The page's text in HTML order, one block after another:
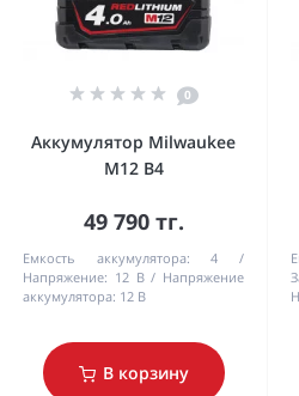
0
Аккумулятор Milwaukee
M12 B4
49 790 тг.
Емкость аккумулятора:
4
Напряжение: 12 В
Напряжение
аккумулятора: 12 В
В корзину